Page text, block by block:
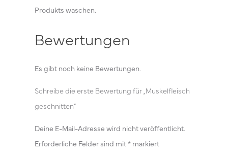
Produkts waschen.
Bewertungen
Es gibt noch keine Bewertungen.
Schreibe die erste Bewertung für „Muskelfleisch
geschnitten“
Deine E-Mail-Adresse wird nicht veröffentlicht.
Erforderliche Felder sind mit * markiert